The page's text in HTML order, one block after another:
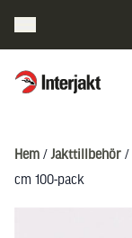
Interjakt SE
Hem /Jakttillbehör /
cm 100-pack